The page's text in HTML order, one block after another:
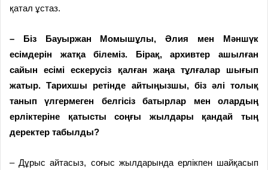
қатал ұстаз.
– Біз Бауыржан Момышұлы, Әлия мен Мәншүк
есімдерін жатқа білеміз. Бірақ, архивтер ашылған
сайын есімі ескерусіз қалған жаңа тұлғалар шығып
жатыр. Тарихшы ретінде айтыңызшы, біз әлі толық
танып үлгермеген белгісіз батырлар мен олардың
ерліктеріне қатысты соңғы жылдары қандай тың
деректер табылды?
– Дұрыс айтасыз, соғыс жылдарында ерлікпен шайқасып